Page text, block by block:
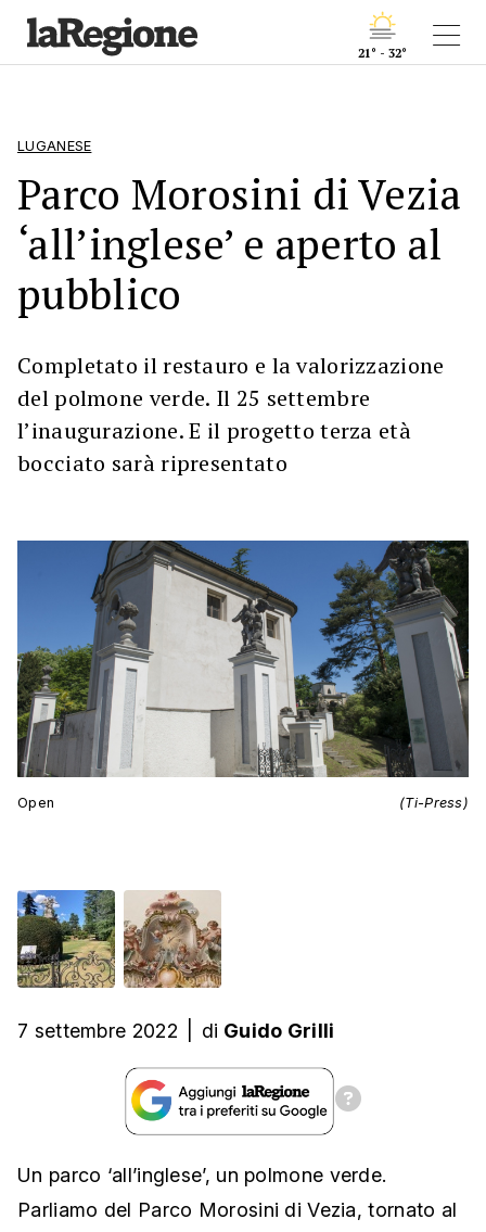
21° - 32°
LUGANESE
Parco Morosini di Vezia
‘all’inglese’ e aperto al
pubblico
Completato il restauro e la valorizzazione
del polmone verde. Il 25 settembre
l’inaugurazione. E il progetto terza età
bocciato sarà ripresentato
Open (Ti-Press)
7 settembre 2022 di Guido Grilli
Un parco ‘all’inglese’, un polmone verde.
Parliamo del Parco Morosini di Vezia, tornato al